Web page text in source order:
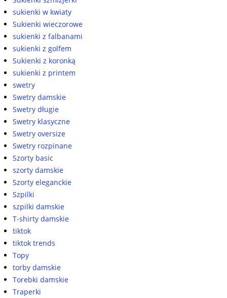
sukienki w kwiaty
Sukienki wieczorowe
sukienki z falbanami
sukienki z golfem
Sukienki z koronką
sukienki z printem
swetry
Swetry damskie
Swetry długie
Swetry klasyczne
Swetry oversize
Swetry rozpinane
Szorty basic
szorty damskie
Szorty eleganckie
Szpilki
szpilki damskie
T-shirty damskie
tiktok
tiktok trends
Topy
torby damskie
Torebki damskie
Traperki